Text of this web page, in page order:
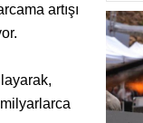
artışı
milyarlarca